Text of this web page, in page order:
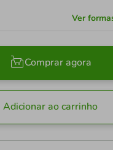
Ver
Comprar agora
Adicionar ao carrinho